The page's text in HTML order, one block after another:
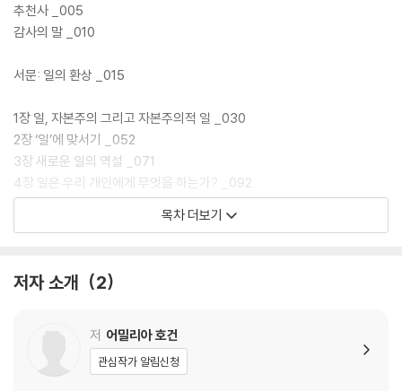
MZ 세대의 게으름 때문도 아니다. 더 안정적이고, 고임금을 받는 직장에
서도 사람들은 여전히 고통받는다. 일에서 생기는 문제를 단체로 조직화하
지 다음 일자리가 조금 덜 나쁘리라는 것이 전부다. 『노동의 상실』은 우리
서, 하루 종일 집 밖에서 일하는 모든 노동자들을 대변할 이야기다.
추천사 _005
감사의 말 _010
서문: 일의 환상 _015
1장 일, 자본주의 그리고 자본주의적 일 _030
2장 ‘일’에 맞서기 _052
3장 새로운 일의 역설 _071
4장 일은 우리 개인에게 무엇을 하는가? _092
5장 직업화의 국가: 놀이가 진지한 일이 될 때 _110
6장 일은 사회에게 무엇을 하는가? _129
9장 쉬는 시간: 일에 대한 저항 _182
결론: 일을 하기 위해서 _200
미주 _207
목차 더보기
저자 소개 2
저 어밀리아 호건
관심작가 알림신청